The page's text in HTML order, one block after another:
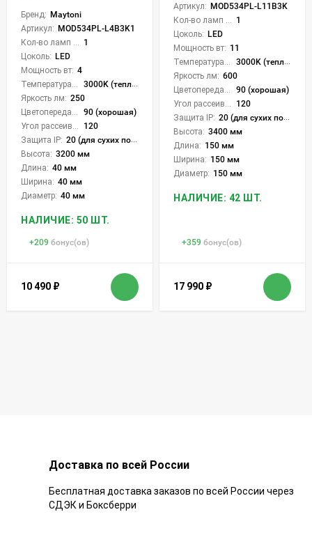
Бренд: Maytoni
Артикул: MOD534PL-L4B3K1
1
Цоколь: LED
Мощность вт: 4
3000K (теплый)
Яркость лм: 250
90 (хорошая)
120
Защита IP: 20 (для сухих пом.)
Высота: 3200 мм
Длина: 40 мм
Ширина: 40 мм
Диаметр: 40 мм
НАЛИЧИЕ: 50 ШТ.
+209 бонус(ов)
10 490 ₽
Артикул: MOD534PL-L11B3K
1
Цоколь: LED
Мощность вт: 11
3000K (теплый)
Яркость лм: 600
90 (хорошая)
120
Защита IP: 20 (для сухих пом.)
Высота: 3400 мм
Длина: 150 мм
Ширина: 150 мм
Диаметр: 150 мм
НАЛИЧИЕ: 42 ШТ.
+359 бонус(ов)
17 990 ₽
Доставка по всей России
Бесплатная доставка заказов по всей России через
СДЭК и Боксберри